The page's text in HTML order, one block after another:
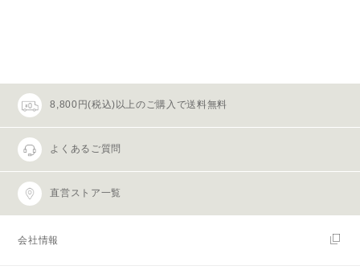
8,800円(税込)以上のご購入で送料無料
よくあるご質問
直営ストア一覧
会社情報